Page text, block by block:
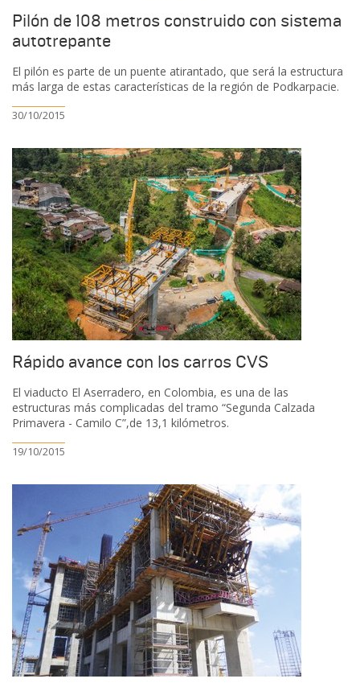
Pilón de 108 metros construido con sistema
autotrepante
El pilón es parte de un puente atirantado, que será la estructura
más larga de estas características de la región de Podkarpacie.
30/10/2015
Rápido avance con los carros CVS
El viaducto El Aserradero, en Colombia, es una de las
estructuras más complicadas del tramo “Segunda Calzada
Primavera - Camilo C”,de 13,1 kilómetros.
19/10/2015